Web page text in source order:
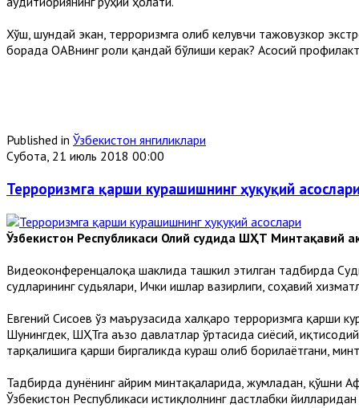
Хўш, шундай экан, терроризмга олиб келувчи тажовузкор
борада ОАВнинг роли қандай бўлиши керак? Асосий
Published in Ўзбекистон янгиликлари
Субота, 21 июль 2018 00:00
Терроризмга қарши курашишнинг ҳуқуқий
Ўзбекистон Республикаси Олий судида ШҲТ Минтақавий
Видеоконференцалоқа шаклида ташкил этилган тадбирда
судларининг судьялари, Ички ишлар вазирлиги, соҳавий
Евгений Сисоев ўз маърузасида халқаро терроризмга қарши
Шунингдек, ШҲТга аъзо давлатлар ўртасида сиёсий,
тарқалишига қарши биргаликда кураш олиб борилаётгани,
Тадбирда дунёнинг айрим минтақаларида, жумладан, қўшни
Ўзбекистон Республикаси истиқлолнинг дастлабки